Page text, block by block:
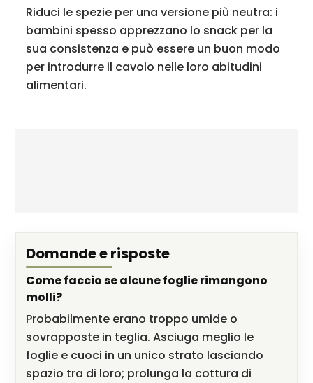
Riduci le spezie per una versione più neutra: i
bambini spesso apprezzano lo snack per la
sua consistenza e può essere un buon modo
per introdurre il cavolo nelle loro abitudini
alimentari.
Domande e risposte
Come faccio se alcune foglie rimangono
molli?
Probabilmente erano troppo umide o
sovrapposte in teglia. Asciuga meglio le
foglie e cuoci in un unico strato lasciando
spazio tra di loro; prolunga la cottura di